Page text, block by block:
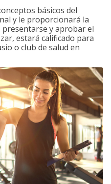
básicos del
y le proporcionará la
y aprobar el
estará calificado para
o club de salud en